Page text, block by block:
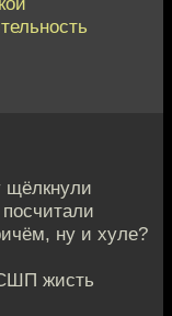
щёлкнули
ну и хуле?
жисть